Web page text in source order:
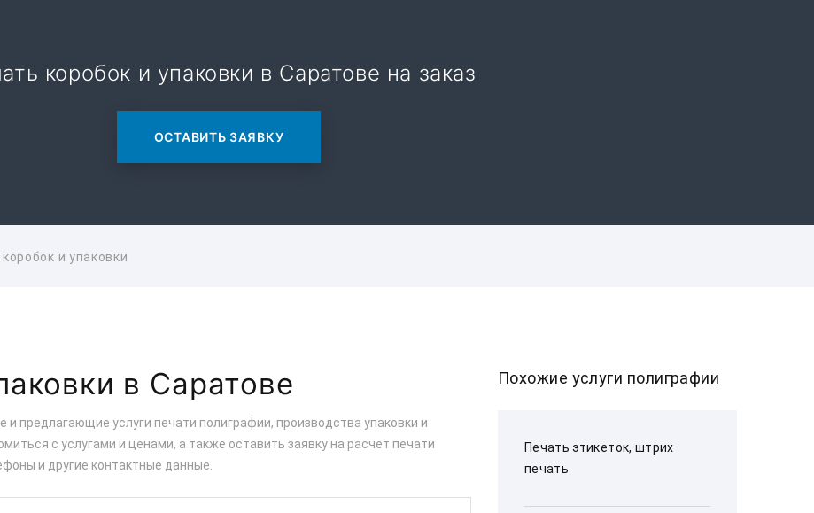
коробок и упаковки в Саратове на заказ
ОСТАВИТЬ ЗАЯВКУ
и упаковки
Похожие услуги полиграфии
Печать этикеток, штрих
печать
в Саратове
предлагающие услуги печати полиграфии, производства упаковки и
с услугами и ценами, а также оставить заявку на расчет печати
и другие контактные данные.